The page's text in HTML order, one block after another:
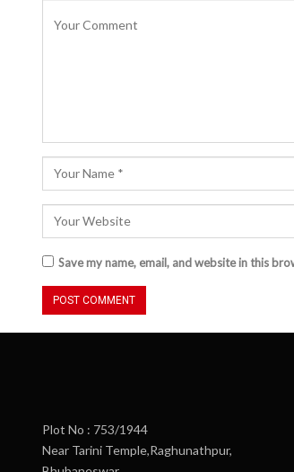
Save my name, email, and website in this
Plot No : 753/1944
Near Tarini Temple,Raghunathpur,